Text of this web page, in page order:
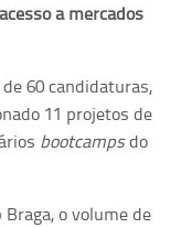
a mercados
60 candidaturas,
11 projetos de
bootcampsdo
o volume de